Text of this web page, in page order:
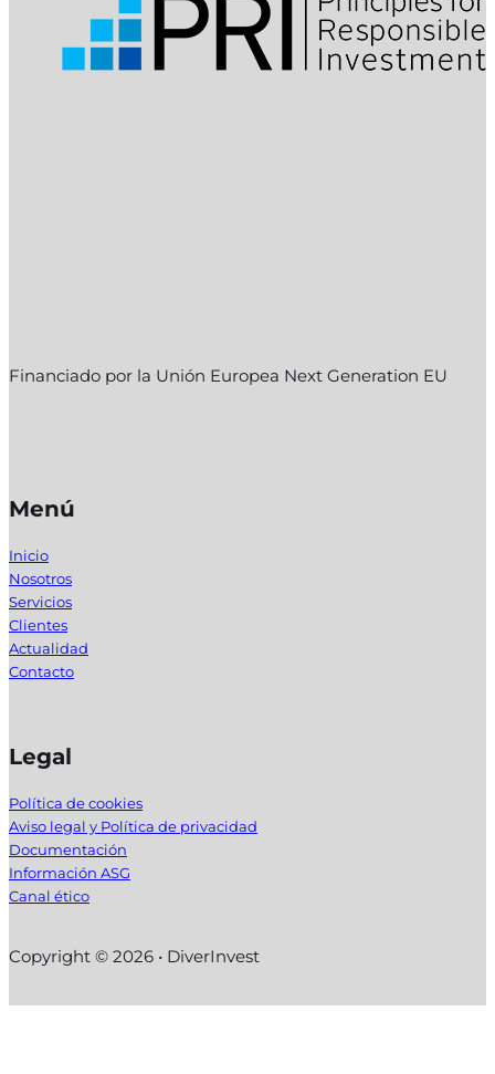
Financiado por la Unión Europea Next Generation EU
Menú
Inicio
Nosotros
Servicios
Clientes
Actualidad
Contacto
Legal
Política de cookies
Aviso legal y Política de privacidad
Documentación
Información ASG
Canal ético
Copyright © 2026 • DiverInvest